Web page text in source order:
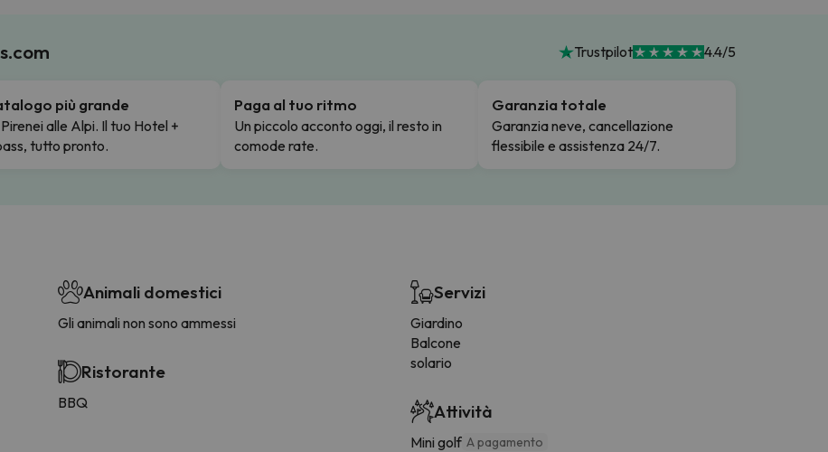
Trustpilot 4.4/5
più grande
alle Alpi. Il tuo Hotel +
tutto pronto.
Paga al tuo ritmo
Un piccolo acconto oggi, il resto in
comode rate.
Garanzia totale
Garanzia neve, cancellazione
flessibile e assistenza 24/7.
Animali domestici
Gli animali non sono ammessi
Ristorante
BBQ
Servizi
Giardino
Balcone
solario
Attività
Mini golf A pagamento